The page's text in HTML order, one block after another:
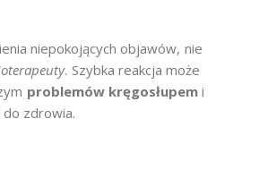
niepokojących objawów, nie
. Szybka reakcja może
problemów kręgosłupemi
zdrowia.